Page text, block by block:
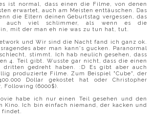
ist normal, dass einen die Filme, von denen
erwartet, auch am Meisten enttäuschen. Das
die Eltern deinen Geburtstag vergessen, das
auch viel schlimmer, als wenn es die
mit der man eh nie was zu tun hat, tut.
und Wir sind die Nacht fand ich ganz ok.
aber man kann's gucken. Paranormal
stimmt. Ich hab neulich gesehen, dass
4. Teil gibt. Wusste gar nicht, dass die einen
dritten gedreht haben. :D Es gibt aber auch
produzierte Filme. Zum Beispiel "Cube", der
Dollar gekostet hat oder Christopher
Following (6000$).
habe ich nur einen Teil gesehen und den
Kino. Ich bin einfach niemand, der kacken und
findet.